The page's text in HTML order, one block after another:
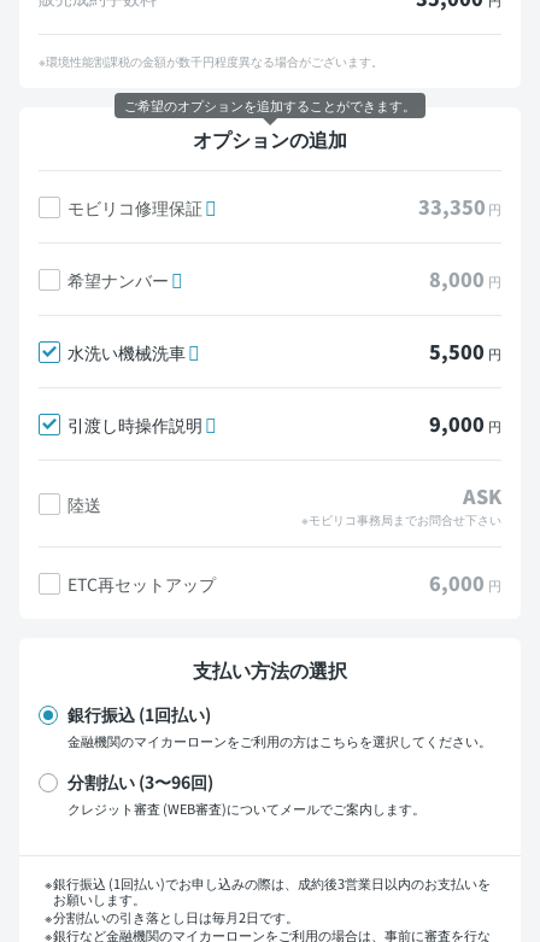
※環境性能割課税の金額が数千円程度異なる場合がございます。
オプションの追加
モビリコ修理保証 33,350 円
希望ナンバー 8,000 円
水洗い機械洗車 5,500 円
引渡し時操作説明 9,000 円
陸送 ASK
※モビリコ事務局までお問合せ下さい
ETC再セットアップ 6,000 円
支払い方法の選択
銀行振込 (1回払い)
金融機関のマイカーローンをご利用の方はこちらを選択してください。
分割払い (3〜96回)
クレジット審査 (WEB審査)についてメールでご案内します。
支払い回数
銀行振込 (1回払い)でお申し込みの際は、成約後3営業日以内のお支払いを
お願いします。
分割払いの引き落とし日は毎月2日です。
銀行など金融機関のマイカーローンをご利用の場合は、事前に審査を行な
ご希望のオプションを追加することができます。